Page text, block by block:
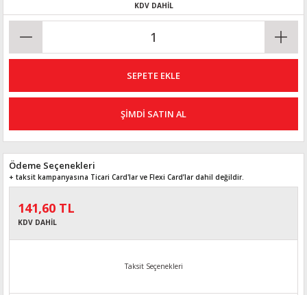
KDV DAHİL
SEPETE EKLE
ŞİMDİ SATIN AL
Ödeme Seçenekleri
+ taksit kampanyasına Ticari Card'lar ve Flexi Card’lar dahil değildir.
141,60 TL
KDV DAHİL
Taksit Seçenekleri